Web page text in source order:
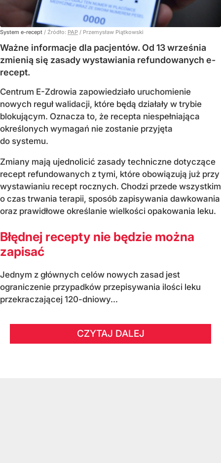
System e-recept / Źródło: PAP / Przemysław Piątkowski
Ważne informacje dla pacjentów. Od 13 września
zmienią się zasady wystawiania refundowanych e-
recept.
Centrum E-Zdrowia zapowiedziało uruchomienie
nowych reguł walidacji, które będą działały w trybie
blokującym. Oznacza to, że recepta niespełniająca
określonych wymagań nie zostanie przyjęta
do systemu.
Zmiany mają ujednolicić zasady techniczne dotyczące
recept refundowanych z tymi, które obowiązują już przy
wystawianiu recept rocznych. Chodzi przede wszystkim
o czas trwania terapii, sposób zapisywania dawkowania
oraz prawidłowe określanie wielkości opakowania leku.
Błędnej recepty nie będzie można
zapisać
Jednym z głównych celów nowych zasad jest
ograniczenie przypadków przepisywania ilości leku
przekraczającej 120-dniowy...
CZYTAJ DALEJ